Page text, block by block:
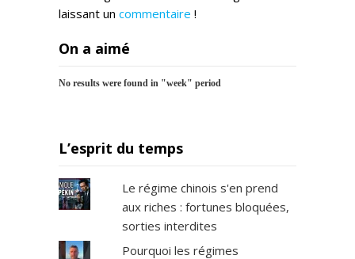
laissant un commentaire !
On a aimé
No results were found in "week" period
L’esprit du temps
Le régime chinois s'en prend
aux riches : fortunes bloquées,
sorties interdites
Pourquoi les régimes